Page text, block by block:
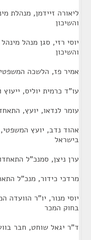
ליאורה זיידמן, מנהלת
והשיכון
יוסי רזי, סגן מנהל
והשיכון
אמיר פז, הלשכה
עו"ד כרמית יוליס,
עומר לנדאו, יועץ,
אהוד נדב, יועץ
בישראל
ערן ניצן, סמנכ"ל
מרדכי כידור, מנכ"ל
יוסי מנור, יו"ר הוועדה
בחוק המכר
ד"ר יגאל שוחט, חבר